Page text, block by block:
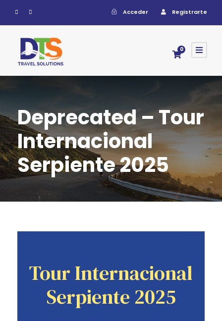
Acceder Registrarte
0
Deprecated – Tour
Internacional
Serpiente 2025
Tour Internacional
Serpiente 2025